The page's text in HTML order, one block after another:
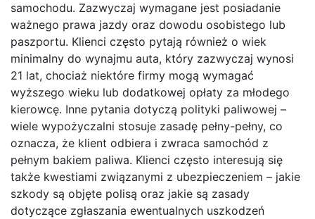
samochodu. Zazwyczaj wymagane jest posiadanie
ważnego prawa jazdy oraz dowodu osobistego lub
paszportu. Klienci często pytają również o wiek
minimalny do wynajmu auta, który zazwyczaj wynosi
21 lat, chociaż niektóre firmy mogą wymagać
wyższego wieku lub dodatkowej opłaty za młodego
kierowcę. Inne pytania dotyczą polityki paliwowej –
wiele wypożyczalni stosuje zasadę pełny-pełny, co
oznacza, że klient odbiera i zwraca samochód z
pełnym bakiem paliwa. Klienci często interesują się
także kwestiami związanymi z ubezpieczeniem – jakie
szkody są objęte polisą oraz jakie są zasady
dotyczące zgłaszania ewentualnych uszkodzeń